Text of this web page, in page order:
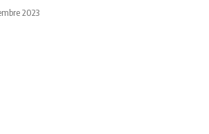
2023